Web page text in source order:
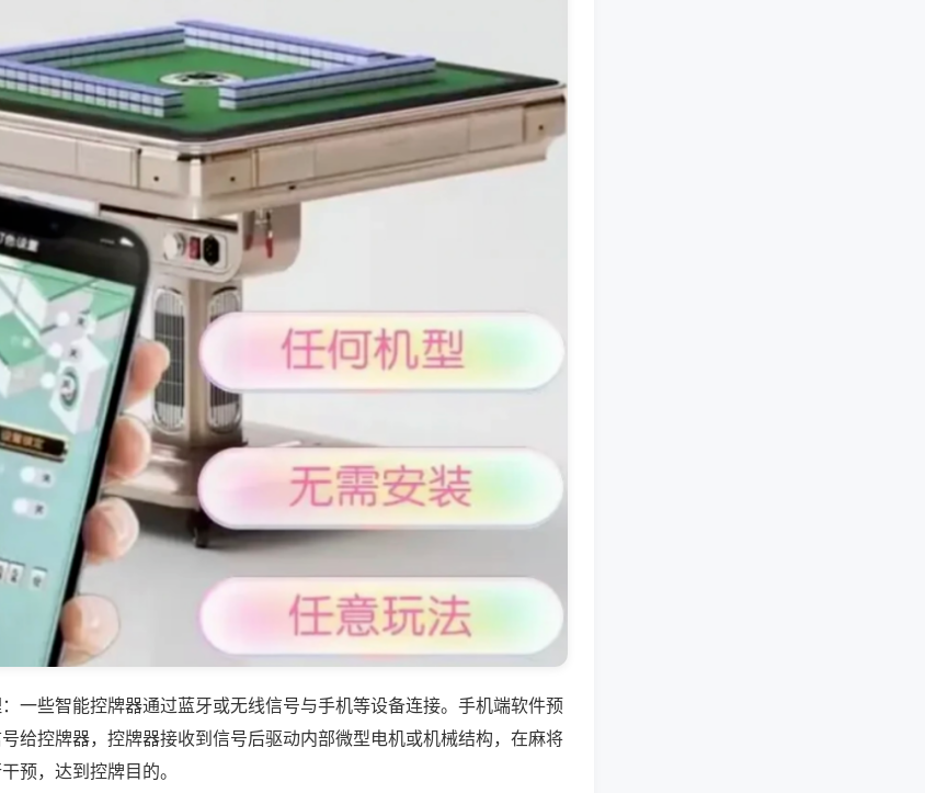
一些智能控牌器通过蓝牙或无线信号与手机等设备连接。手机端软件预
给控牌器，控牌器接收到信号后驱动内部微型电机或机械结构，在麻将
预，达到控牌目的。